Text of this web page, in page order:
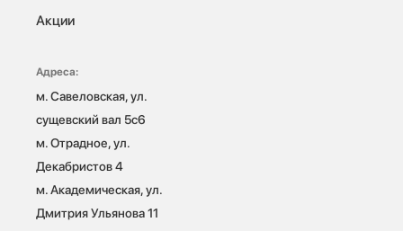
Акции
Адреса:
м. Савеловская, ул.
сущевский вал 5с6
м. Отрадное, ул.
Декабристов 4
м. Академическая, ул.
Дмитрия Ульянова 11